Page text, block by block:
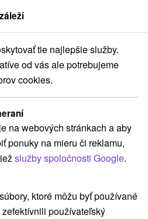
Rodinné pobyty Zemplínska Šírava
Zemplínskej
so zľavou(1)
pobyty(2)
tie najlepšie služby.
od vás ale potrebujeme
cookies.
na webových stránkach a aby
ponuky na mieru či reklamu,
služby spoločnosti Google.
ktoré môžu byť používané
používateľský